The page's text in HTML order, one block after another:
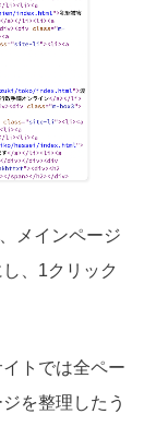
メインページ
、1クリック
トでは全ペー
を整理したう